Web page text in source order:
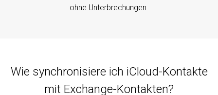
ohne Unterbrechungen.
Wie synchronisiere ich iCloud-Kontakte
mit Exchange-Kontakten?